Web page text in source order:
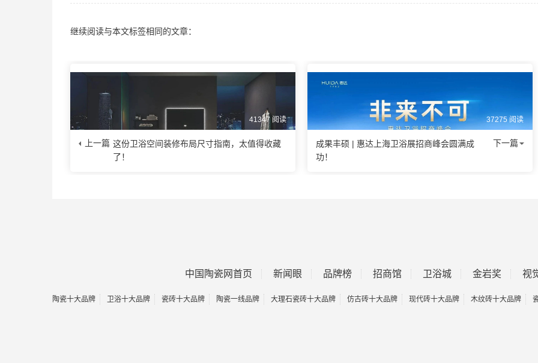
继续阅读与本文标签相同的文章：
41347 阅读
上一篇 这份卫浴空间装修布局尺寸指南，太值得收藏
了！
37275 阅读
成果丰硕 | 惠达上海卫浴展招商峰会圆满成
功！
下一篇
中国陶瓷网首页 新闻眼 品牌榜 招商馆 卫浴城 金岩奖 视
陶瓷十大品牌 卫浴十大品牌 瓷砖十大品牌 陶瓷一线品牌 大理石瓷砖十大品牌 仿古砖十大品牌 现代砖十大品牌 木纹砖十大品牌